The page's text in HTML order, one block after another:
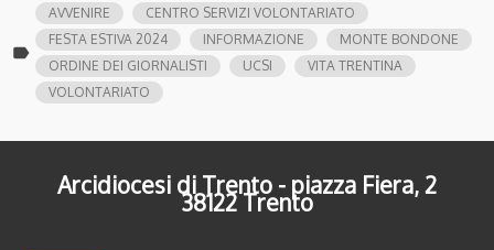
label
AVVENIRE
CENTRO SERVIZI VOLONTARIATO
FESTA ESTIVA 2024
INFORMAZIONE
MONTE BONDONE
ORDINE DEI GIORNALISTI
UCSI
VITA TRENTINA
VOLONTARIATO
Arcidiocesi di Trento - piazza Fiera, 2
38122 Trento